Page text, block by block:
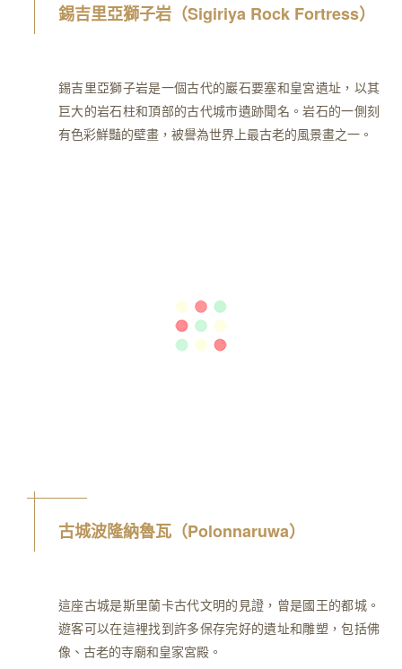
錫吉里亞獅子岩（Sigiriya Rock Fortress）
錫吉里亞獅子岩是一個古代的巖石要塞和皇宮遺址，以其
巨大的岩石柱和頂部的古代城市遺跡聞名。岩石的一側刻
有色彩鮮豔的壁畫，被譽為世界上最古老的風景畫之一。
古城波隆納魯瓦（Polonnaruwa）
這座古城是斯里蘭卡古代文明的見證，曾是國王的都城。
遊客可以在這裡找到許多保存完好的遺址和雕塑，包括佛
像、古老的寺廟和皇家宮殿。